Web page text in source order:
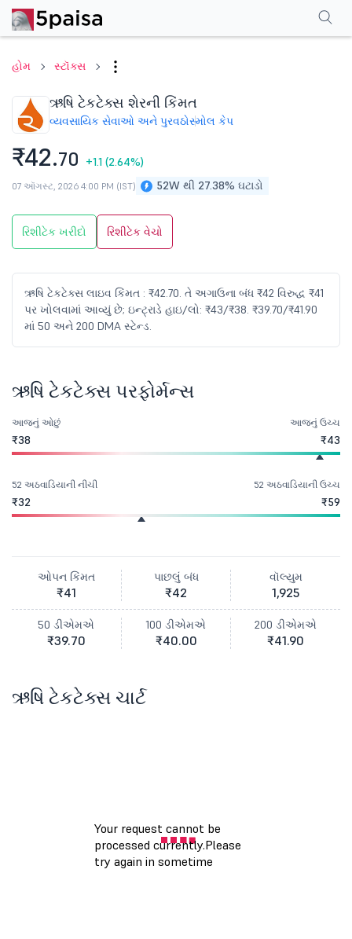
હોમ સ્ટૉક્સ
ઋષિ ટેકટેક્સ શેરની કિંમત
વ્યવસાયિક સેવાઓ અને પુરવઠોસ્મોલ કેપ
₹42.70 +1.1 (2.64%)
52W થી 27.38% ઘટાડો
07 ઑગસ્ટ, 2026 4:00 PM (IST)
રિશીટેક ખરીદો રિશીટેક વેચો
ઋષિ ટેકટેક્સ લાઇવ કિંમત : ₹42.70. તે અગાઉના બંધ ₹42 વિરુદ્ધ ₹41
પર ખોલવામાં આવ્યું છે; ઇન્ટ્રાડે હાઇ/લો: ₹43/₹38. ₹39.70/₹41.90
માં 50 અને 200 DMA સ્ટેન્ડ.
પરફોર્મન્સફાઇનાન્શિયલ્સ વધુ
ઋષિ ટેકટેક્સ પરફોર્મન્સ
આજનું ઓછું
₹38
આજનું ઉચ્ચ
₹43
52 અઠવાડિયાની નીચી
₹32
52 અઠવાડિયાની ઉચ્ચ
₹59
ઓપન કિંમત
₹41
પાછલું બંધ
₹42
વૉલ્યુમ
1,925
50 ડીએમએ
₹39.70
100 ડીએમએ
₹40.00
200 ડીએમએ
₹41.90
ઋષિ ટેકટેક્સ ચાર્ટ